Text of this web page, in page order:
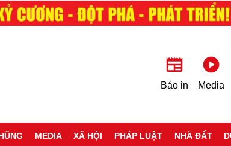
Báo in Media
MEDIA XÃ HỘI PHÁP LUẬT NHÀ ĐẤT